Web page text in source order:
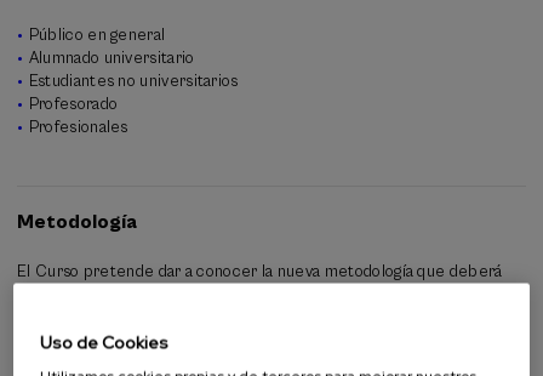
Público en general
Alumnado universitario
Estudiantes no universitarios
Profesorado
Profesionales
Metodología
El Curso pretende dar a conocer la nueva metodología que deberá
Uso de Cookies